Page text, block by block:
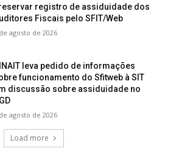
registro de assiduidade dos
Fiscais pelo SFIT/Web
agosto de 2026
leva pedido de informações
funcionamento do Sfitweb à SIT
discussão sobre assiduidade no
agosto de 2026
Load more